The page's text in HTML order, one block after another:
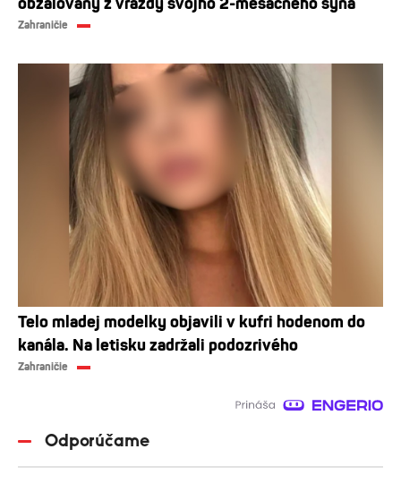
Zahraničie
Telo mladej modelky objavili v kufri hodenom do
kanála. Na letisku zadržali podozrivého
Zahraničie
Odporúčame